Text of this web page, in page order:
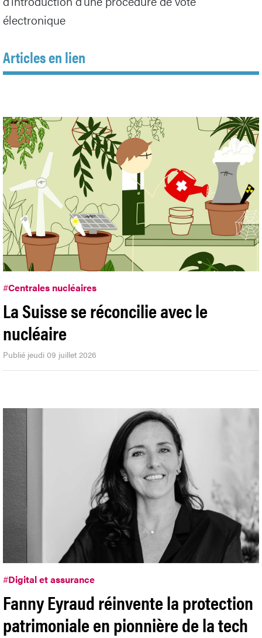
électronique
Articles en lien
#Centrales nucléaires
La Suisse se réconcilie avec le
nucléaire
Publié jeudi 09 juillet 2026
#Digital et assurance
Fanny Eyraud réinvente la protection
patrimoniale en pionnière de la tech